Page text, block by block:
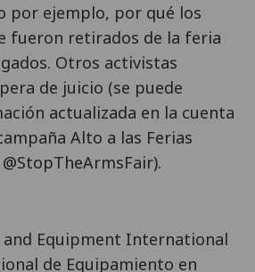
por ejemplo, por qué los
fueron retirados de la feria
Otros activistas
de juicio (se puede
actualizada en la cuenta
Alto a las Ferias
and Equipment International
de Equipamiento en